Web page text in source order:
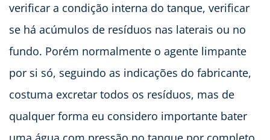
verificar a condição interna do tanque, verificar
se há acúmulos de resíduos nas laterais ou no
fundo. Porém normalmente o agente limpante
por si só, seguindo as indicações do fabricante,
costuma excretar todos os resíduos, mas de
qualquer forma eu considero importante bater